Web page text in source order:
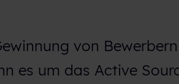
von
es um das Active